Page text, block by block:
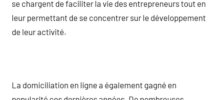
se chargent de faciliter la vie des entrepreneurs tout en
leur permettant de se concentrer sur le développement
de leur activité.
La domiciliation en ligne a également gagné en